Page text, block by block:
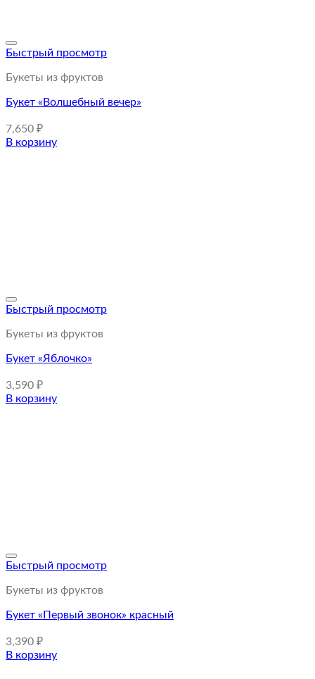
Быстрый просмотр
Букеты из фруктов
Букет «Волшебный вечер»
7,650 ₽
В корзину
Быстрый просмотр
Букеты из фруктов
Букет «Яблочко»
3,590 ₽
В корзину
Быстрый просмотр
Букеты из фруктов
Букет «Первый звонок» красный
3,390 ₽
В корзину